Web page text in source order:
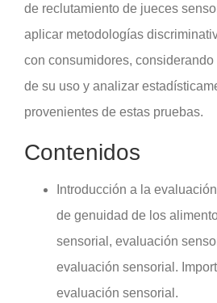
de reclutamiento de jueces
aplicar metodologías
con consumidores,
de su uso y analizar
provenientes de estas pruebas.
Contenidos
Introducción a la
de genuidad de los
sensorial, evaluación
evaluación sensorial.
evaluación sensorial.